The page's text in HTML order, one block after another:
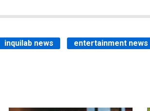
inquilab news entertainment news